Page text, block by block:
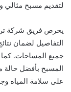
لتقديم مسبح مثالي
يحرص فريق شركة
التفاصيل لضمان
جميع المساحات. كما
المسبح بأفضل حالة
على سلامة المياه